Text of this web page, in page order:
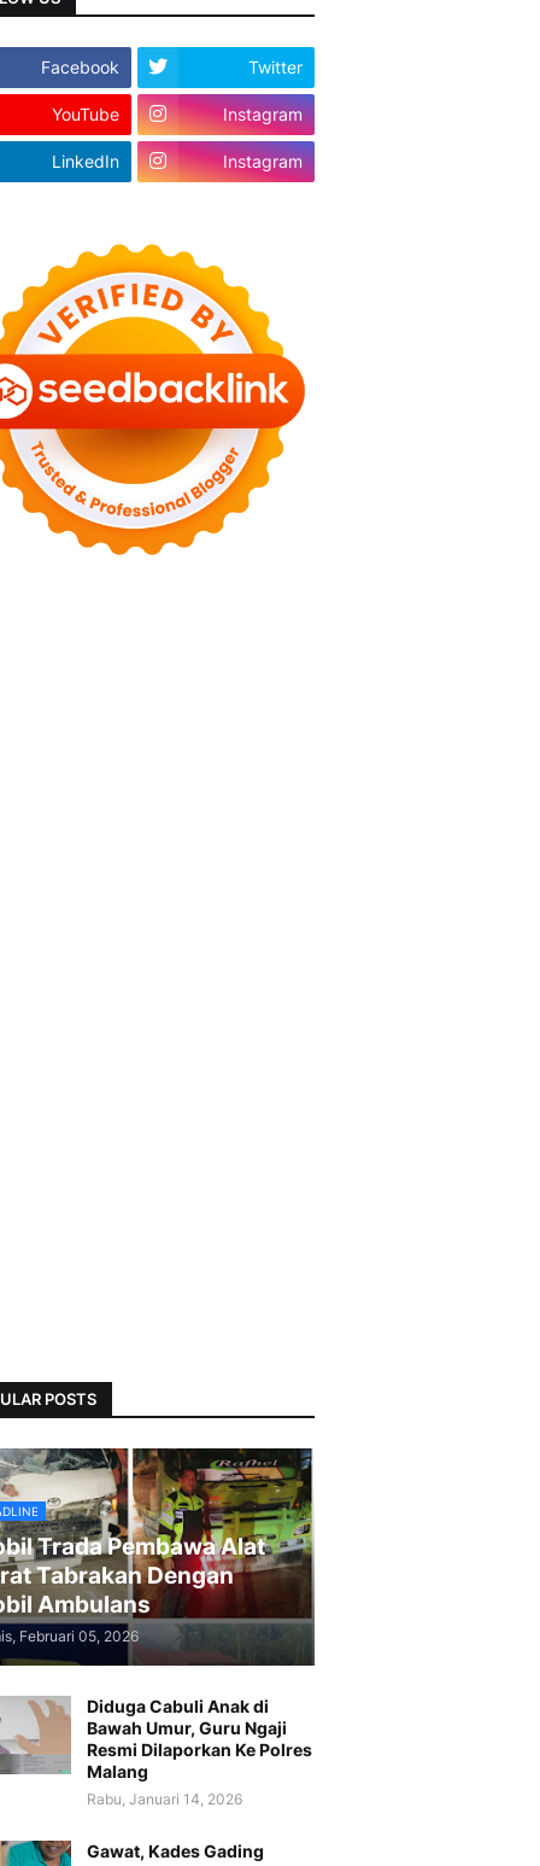
Facebook Twitter
YouTube Instagram
LinkedIn Instagram
POSTS
Trada Pembawa Alat
Tabrakan Dengan
Ambulans
Februari 05, 2026
Diduga Cabuli Anak di
Bawah Umur, Guru Ngaji
Resmi Dilaporkan Ke Polres
Malang
Rabu, Januari 14, 2026
Gawat, Kades Gading